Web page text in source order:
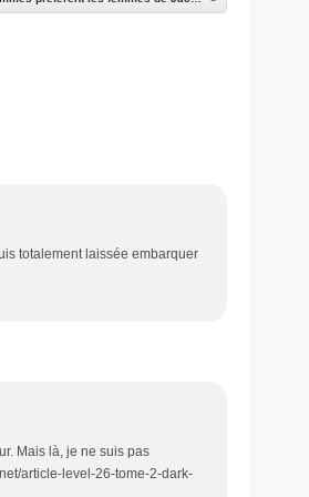
totalement laissée embarquer
Mais là, je ne suis pas
article-level-26-tome-2-dark-